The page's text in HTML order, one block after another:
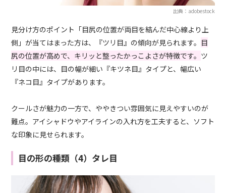
出典：adobestock
見分け方のポイント「目尻の位置が両目を結んだ中心線より上
側」が当てはまった方は、『ツリ目』の傾向が見られます。 目
尻の位置が高めで、キリッと整ったかっこよさが特徴です。 ツ
リ目の中には、目の幅が細い『キツネ目』タイプと、幅広い
『ネコ目』タイプがあります。
クールさが魅力の一方で、ややきつい雰囲気に見えやすいのが
難点。アイシャドウやアイラインの入れ方を工夫すると、ソフト
な印象に見せられます。
目の形の種類（4）タレ目